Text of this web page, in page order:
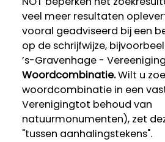
veel meer resultaten
vooral geadviseerd bij een
op de schrijfwijze,
’s-Gravenhage -
Woordcombinatie.Wilt u
woordcombinatie in een
Verenigingtot behoud van
natuurmonumenten), zet
"tussen aanhalingstekens".